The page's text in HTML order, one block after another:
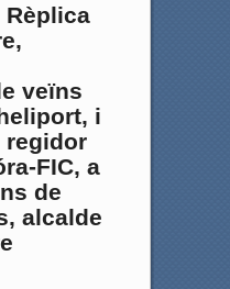
Rèplica
veïns
i
regidor
FIC, a
de
alcalde